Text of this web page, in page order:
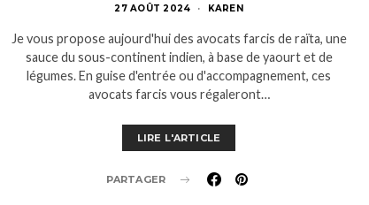
27 AOÛT 2024 KAREN
Je vous propose aujourd'hui des avocats farcis de raïta, une
sauce du sous-continent indien, à base de yaourt et de
légumes. En guise d'entrée ou d'accompagnement, ces
avocats farcis vous régaleront…
LIRE L'ARTICLE
PARTAGER